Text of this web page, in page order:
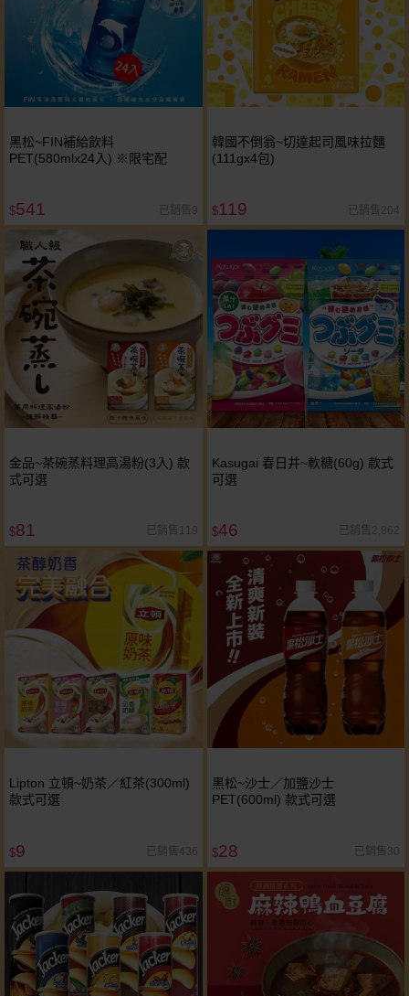
黑松~FIN補給飲料
PET(580mlx24入) ※限宅配
$541 已銷售9
韓國不倒翁~切達起司風味拉麵
(111gx4包)
$119 已銷售204
金品~茶碗蒸料理高湯粉(3入) 款
式可選
$81 已銷售119
Kasugai 春日井~軟糖(60g) 款式
可選
$46 已銷售2,862
Lipton 立頓~奶茶／紅茶(300ml)
款式可選
$9 已銷售436
黑松~沙士／加鹽沙士
PET(600ml) 款式可選
$28 已銷售30